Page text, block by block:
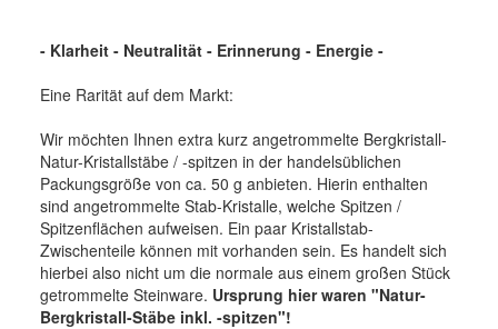
- Klarheit - Neutralität - Erinnerung - Energie -
Eine Rarität auf dem Markt:
Wir möchten Ihnen extra kurz angetrommelte Bergkristall-
Natur-Kristallstäbe / -spitzen in der handelsüblichen
Packungsgröße von ca. 50 g anbieten. Hierin enthalten
sind angetrommelte Stab-Kristalle, welche Spitzen /
Spitzenflächen aufweisen. Ein paar Kristallstab-
Zwischenteile können mit vorhanden sein. Es handelt sich
hierbei also nicht um die normale aus einem großen Stück
getrommelte Steinware. Ursprung hier waren "Natur-
Bergkristall-Stäbe inkl. -spitzen"!